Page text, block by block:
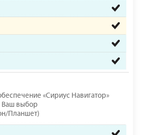
«Сириус Навигатор»
Ваш выбор
Планшет)